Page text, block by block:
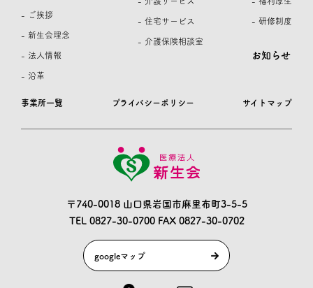
〒740-0018 山口県岩国市麻里布町3-5-5
TEL 0827-30-0700FAX 0827-30-0702
googleマップ
事業所一覧 プライバシーポリシー サイトマップ
- ご挨拶
- 新生会理念
- 法人情報
- 沿革
- 住宅サービス
- 介護保険相談室
- 研修制度
お知らせ